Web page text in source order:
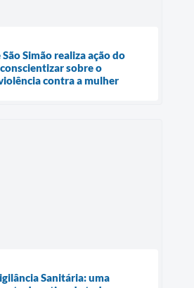
Simão realiza ação do
sobre o
contra a mulher
Sanitária: uma